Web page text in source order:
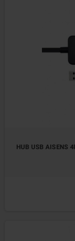
HUB USB AISENS